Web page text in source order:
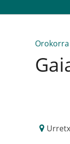
Orokorra